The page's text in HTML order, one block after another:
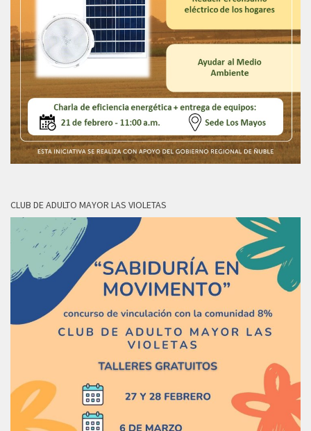
CLUB DE ADULTO MAYOR LAS VIOLETAS